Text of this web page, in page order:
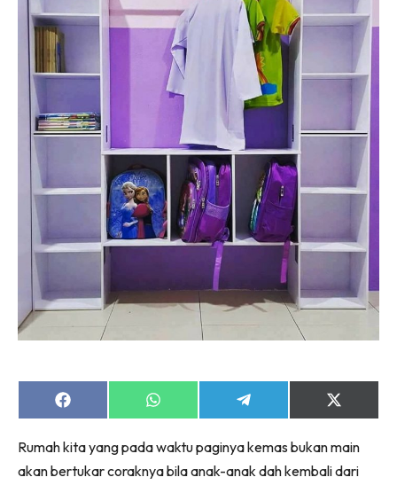
Share
on
Share
on
Share
on
Share
on
(Twitter)
Rumah kita yang pada waktu paginya kemas bukan main
akan bertukar coraknya bila anak-anak dah kembali dari